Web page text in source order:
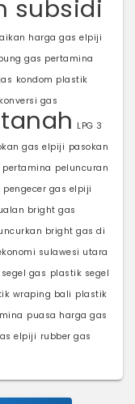
subsidi
harga gas elpiji
gas pertamina
kondom plastik
konversi gas
LPG 3
gas elpiji pasokan
peluncuran
pengecer gas elpiji
bright gas
bright gas di
sulawesi utara
gas plastik segel
wraping bali plastik
puasa harga gas
elpiji rubber gas